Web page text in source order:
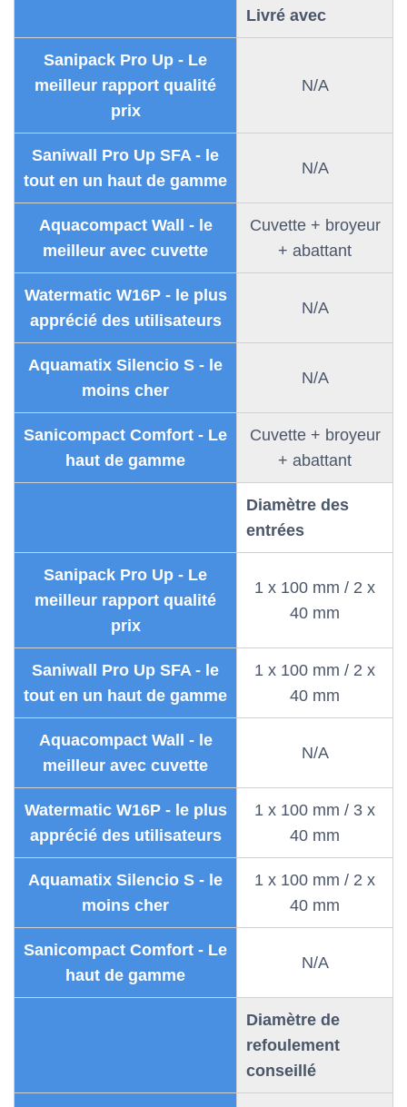
Livré avec
Sanipack Pro Up - Le
meilleur rapport qualité
prix
N/A
Saniwall Pro Up SFA - le
tout en un haut de gamme
N/A
Aquacompact Wall - le
meilleur avec cuvette
Cuvette + broyeur
+ abattant
Watermatic W16P - le plus
apprécié des utilisateurs
N/A
Aquamatix Silencio S - le
moins cher
N/A
Sanicompact Comfort - Le
haut de gamme
Cuvette + broyeur
+ abattant
Diamètre des
entrées
Sanipack Pro Up - Le
meilleur rapport qualité
prix
1 x 100 mm / 2 x
40 mm
Saniwall Pro Up SFA - le
tout en un haut de gamme
1 x 100 mm / 2 x
40 mm
Aquacompact Wall - le
meilleur avec cuvette
N/A
Watermatic W16P - le plus
apprécié des utilisateurs
1 x 100 mm / 3 x
40 mm
Aquamatix Silencio S - le
moins cher
1 x 100 mm / 2 x
40 mm
Sanicompact Comfort - Le
haut de gamme
N/A
Diamètre de
refoulement
conseillé